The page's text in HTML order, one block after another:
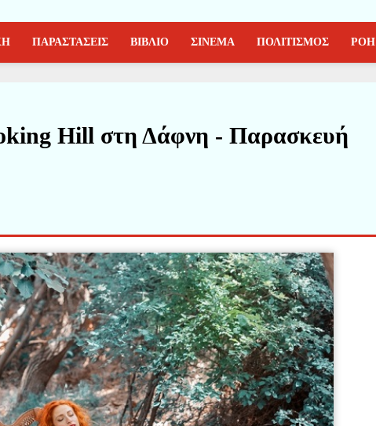
ΠΑΡΑΣΤΑΣΕΙΣ ΒΙΒΛΙΟ ΣΙΝΕΜΑ ΠΟΛΙΤΙΣΜΟΣ ΡΟΗ
Hill στη Δάφνη - Παρασκευή